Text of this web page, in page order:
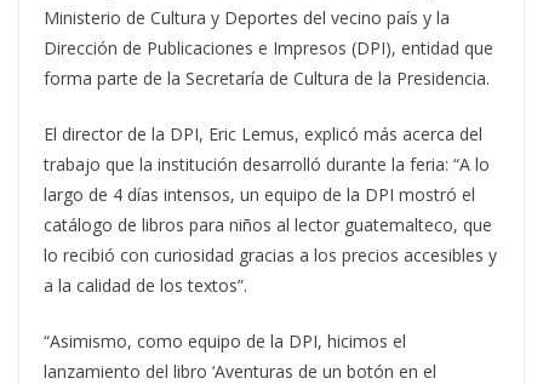
Ministerio de Cultura y Deportes del vecino país y la
Dirección de Publicaciones e Impresos (DPI), entidad que
forma parte de la Secretaría de Cultura de la Presidencia.
El director de la DPI, Eric Lemus, explicó más acerca del
trabajo que la institución desarrolló durante la feria: “A lo
largo de 4 días intensos, un equipo de la DPI mostró el
catálogo de libros para niños al lector guatemalteco, que
lo recibió con curiosidad gracias a los precios accesibles y
a la calidad de los textos”.
“Asimismo, como equipo de la DPI, hicimos el
lanzamiento del libro ‘Aventuras de un botón en el